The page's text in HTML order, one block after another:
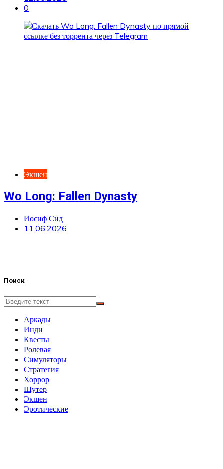
0
Экшен
Wo Long: Fallen Dynasty
Иосиф Сид
11.06.2026
Поиск
Аркады
Инди
Квесты
Ролевая
Симуляторы
Стратегия
Хоррор
Шутер
Экшен
Эротические